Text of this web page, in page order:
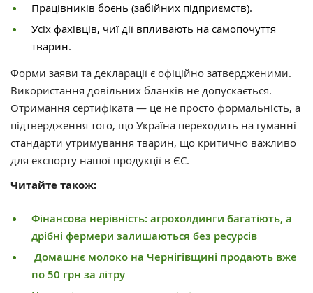
Працівників боєнь (забійних підприємств).
Усіх фахівців, чиї дії впливають на самопочуття
тварин.
Форми заяви та декларації є офіційно затвердженими.
Використання довільних бланків не допускається.
Отримання сертифіката — це не просто формальність, а
підтвердження того, що Україна переходить на гуманні
стандарти утримування тварин, що критично важливо
для експорту нашої продукції в ЄС.
Читайте також:
Фінансова нерівність: агрохолдинги багатіють, а
дрібні фермери залишаються без ресурсів
Домашнє молоко на Чернігівщині продають вже
по 50 грн за літру